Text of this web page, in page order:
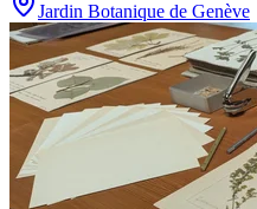
Jardin Botanique de Genève